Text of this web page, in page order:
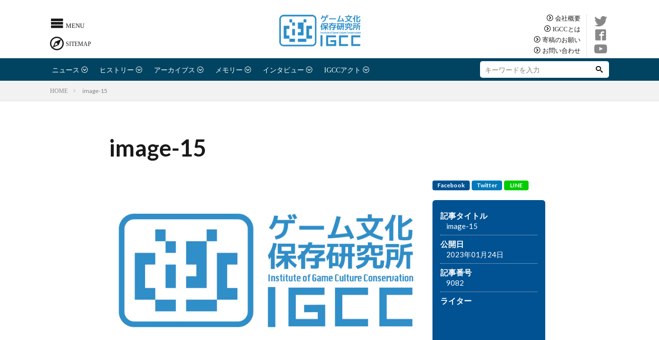
会社概要
IGCCとは
寄稿のお願い
お問い合わせ
ニュース ヒストリー アーカイブス メモリー インタビュー IGCCアクト
HOME image-15
image-15
Facebook Twitter LINE
記事タイトル
image-15
公開日
2023年01月24日
記事番号
9082
ライター